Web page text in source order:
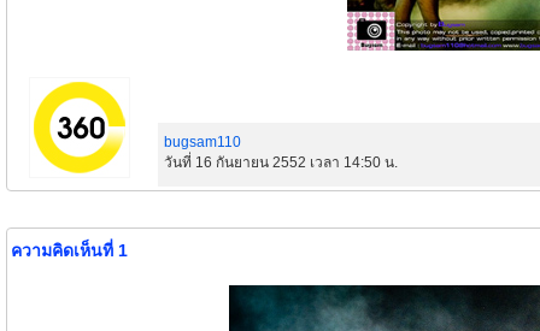
bugsam110
วันที่ 16 กันยายน 2552 เวลา 14:50 น.
ความคิดเห็นที่ 1